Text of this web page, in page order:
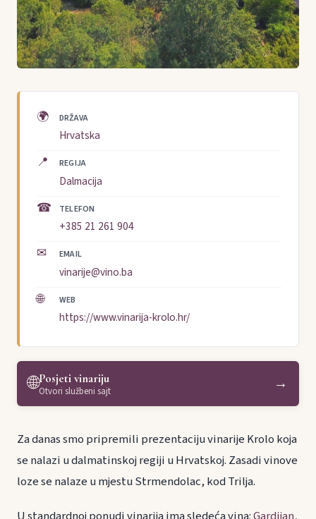
🌍 DRŽAVA
Hrvatska
📍 REGIJA
Dalmacija
☎ TELEFON
+385 21 261 904
✉ EMAIL
vinarije@vino.ba
🌐 WEB
https://www.vinarija-krolo.hr/
🌐Posjeti vinariju
Otvori službeni sajt →
Za danas smo pripremili prezentaciju vinarije Krolo koja
se nalazi u dalmatinskoj regiji u Hrvatskoj. Zasadi vinove
loze se nalaze u mjestu Strmendolac, kod Trilja.